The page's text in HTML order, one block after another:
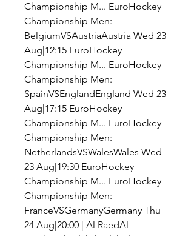
Championship M... EuroHockey
Championship Men:
BelgiumVSAustriaAustria Wed 23
Aug|12:15 EuroHockey
Championship M... EuroHockey
Championship Men:
SpainVSEnglandEngland Wed 23
Aug|17:15 EuroHockey
Championship M... EuroHockey
Championship Men:
NetherlandsVSWalesWales Wed
23 Aug|19:30 EuroHockey
Championship M... EuroHockey
Championship Men:
FranceVSGermanyGermany Thu
24 Aug|20:00 | Al RaedAl